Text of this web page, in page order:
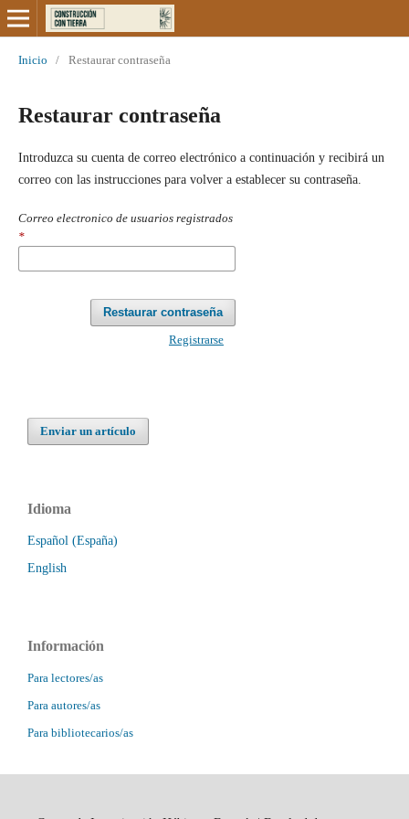
Inicio / Restaurar contraseña
Restaurar contraseña
Introduzca su cuenta de correo electrónico a continuación y recibirá un
correo con las instrucciones para volver a establecer su contraseña.
Correo electronico de usuarios registrados
*
Restaurar contraseña
Registrarse
Enviar un artículo
Idioma
Español (España)
English
Información
Para lectores/as
Para autores/as
Para bibliotecarios/as